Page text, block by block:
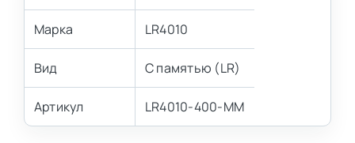
Марка LR4010
Вид С памятью (LR)
Артикул LR4010-400-MM